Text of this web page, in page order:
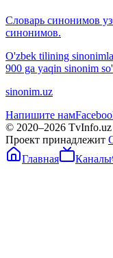
Словарь синонимов
синонимов.
O'zbek tilining
900 ga yaqin sinonim
sinonim.uz
Напишите нам
© 2020–2026 TvInfo.uz
Проект принадлежит
Главная
Каналы